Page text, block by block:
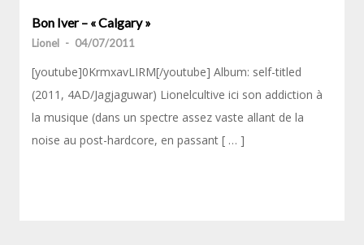
Bon Iver – « Calgary »
Lionel - 04/07/2011
[youtube]0KrmxavLIRM[/youtube] Album: self-titled
(2011, 4AD/Jagjaguwar) Lionelcultive ici son addiction à
la musique (dans un spectre assez vaste allant de la
noise au post-hardcore, en passant [ … ]